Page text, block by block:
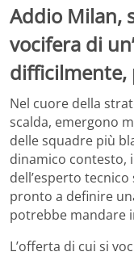
Addio Milan,
vocifera di
difficilmente,
Nel cuore della
scalda, emergono
delle squadre più
dinamico contesto,
dell’esperto
pronto a definire
potrebbe mandare
L’offerta di cui si